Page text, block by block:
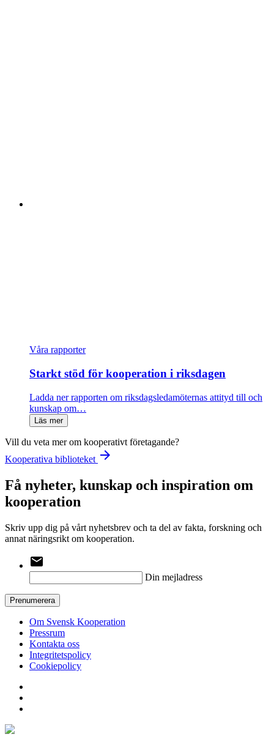
Våra rapporter
Starkt stöd för kooperation i riksdagen
Ladda ner rapporten om riksdagsledamöternas attityd till och
kunskap om…
Läs mer
Vill du veta mer om kooperativt företagande?
Kooperativa biblioteket arrow_forward
Få nyheter, kunskap och inspiration om
kooperation
Skriv upp dig på vårt nyhetsbrev och ta del av fakta, forskning och
annat näringsrikt om kooperation.
email
Din mejladress
Prenumerera
Om Svensk Kooperation
Pressrum
Kontakta oss
Integritetspolicy
Cookiepolicy